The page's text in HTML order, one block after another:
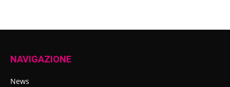
NAVIGAZIONE
News